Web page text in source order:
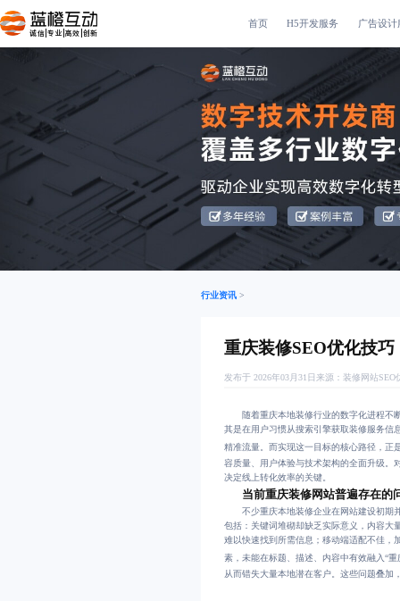
诚信|专业|高效|创新
首页 H5开发服务 广告设计
行业资讯 >
重庆装修SEO优化技巧
发布于 2026年03月31日来源：装修网站SEO
随着重庆本地装修行业的数字化进程不断
其是在用户习惯从搜索引擎获取装修服务信
精准流量。而实现这一目标的核心路径，正
容质量、用户体验与技术架构的全面升级。
决定线上转化效率的关键。
当前重庆装修网站普遍存在的
不少重庆本地装修企业在网站建设初期并
包括：关键词堆砌却缺乏实际意义，内容大
难以快速找到所需信息；移动端适配不佳，
素，未能在标题、描述、内容中有效融入“重
从而错失大量本地潜在客户。这些问题叠加